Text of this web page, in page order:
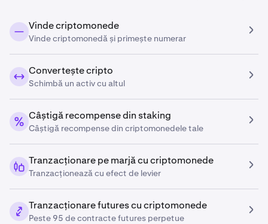
Vinde criptomonede
Vinde criptomonedă și primește numerar
Convertește cripto
Schimbă un activ cu altul
Câștigă recompense din staking
Câștigă recompense din criptomonedele tale
Tranzacționare pe marjă cu criptomonede
Tranzacționează cu efect de levier
Tranzacționare futures cu criptomonede
Peste 95 de contracte futures perpetue